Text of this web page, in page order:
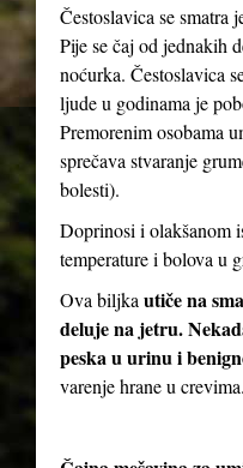
Čestoslavica se
Pije se čaj od jednakih
noćurka. Čestoslavica
ljude u godinama je
Premorenim osobama
sprečava stvaranje
bolesti).
Doprinosi i olakšanom
temperature i bolova u
Ova biljka utiče na
deluje na jetru.
peska u urinu i
varenje hrane u crevima.